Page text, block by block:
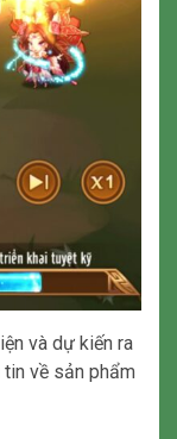
và dự kiến ra
về sản phẩm